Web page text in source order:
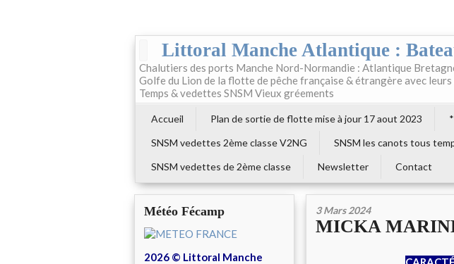
Littoral Manche Atlantique :
Chalutiers des ports Manche Nord-Normandie : Atlantique
Golfe du Lion de la flotte de pêche française & étrangère avec
Temps & vedettes SNSM Vieux gréements
Accueil Plan de sortie de flotte mise à jour 17 aout 2023
SNSM vedettes 2ème classe V2NG
SNSM les canots tous
SNSM vedettes de 2ème classe
Newsletter Contact
Météo Fécamp
2026 © Littoral Manche
3 Mars 2024
MICKA